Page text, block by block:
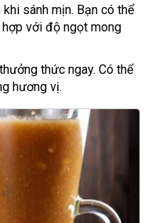
sánh mịn. Bạn có thể
với độ ngọt mong
thức ngay. Có thể
hương vị.